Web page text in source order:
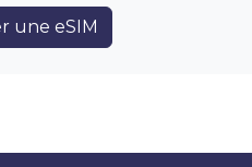
une eSIM